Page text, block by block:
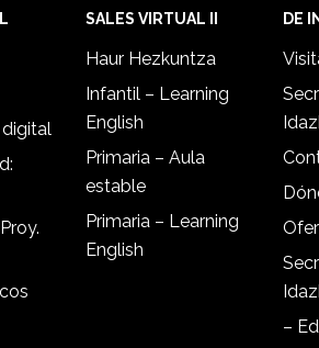
SALES VIRTUAL II
Haur Hezkuntza
Infantil – Learning
English
Primaria – Aula
estable
Primaria – Learning
English
DE
–